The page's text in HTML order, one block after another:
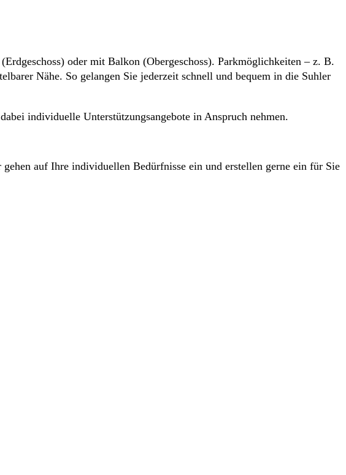
oder mit Balkon (Obergeschoss). Parkmöglichkeiten – z. B.
Nähe. So gelangen Sie jederzeit schnell und bequem in die Suhler
individuelle Unterstützungsangebote in Anspruch nehmen.
auf Ihre individuellen Bedürfnisse ein und erstellen gerne ein für Sie